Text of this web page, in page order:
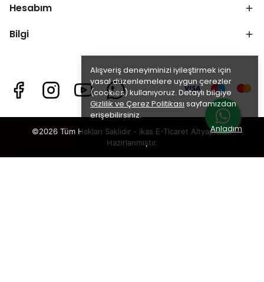
Alışveriş deneyiminizi iyileştirmek için
yasal düzenlemelere uygun çerezler
(cookies) kullanıyoruz. Detaylı bilgiye
Gizlilik ve Çerez Politikası sayfamızdan
erişebilirsiniz.
Anladım
Hesabım
Bilgi
©2026 Tüm Hakları Saklıdır - ikas E-Ticaret Altyapısı ile
Hazırlanmıştır.